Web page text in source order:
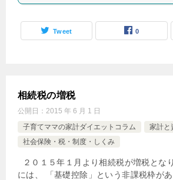
Tweet 0
相続税の増税
公開日： 2015 年 6 月 1 日
子育てママの家計ダイエットコラム
家計と
社会保険・税・制度・しくみ
２０１５年１月より相続税が増税と
には、 「基礎控除」という非課税枠が